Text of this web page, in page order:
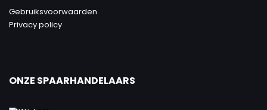
Gebruiksvoorwaarden
Privacy policy
ONZE SPAARHANDELAARS